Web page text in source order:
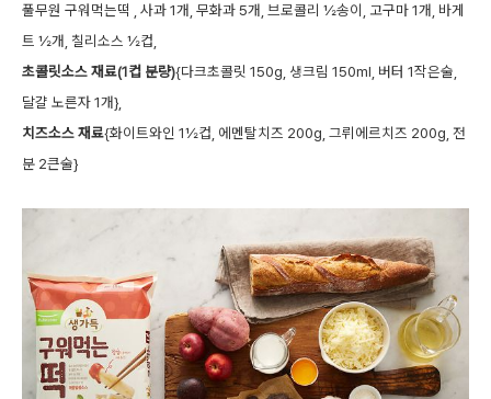
풀무원 구워먹는떡 , 사과 1개, 무화과 5개, 브로콜리 ½송이, 고구마 1개, 바게
트 ½개, 칠리소스 ½컵,
초콜릿소스 재료(1컵 분량){다크초콜릿 150g, 생크림 150ml, 버터 1작은술,
달걀 노른자 1개},
치즈소스 재료{화이트와인 1½컵, 에멘탈치즈 200g, 그뤼에르치즈 200g, 전
분 2큰술}